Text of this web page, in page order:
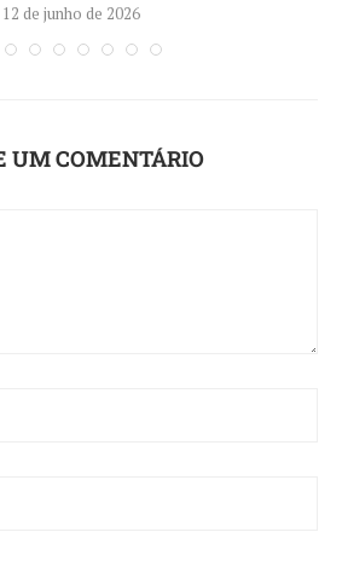
12 de junho de 2026
UM COMENTÁRIO